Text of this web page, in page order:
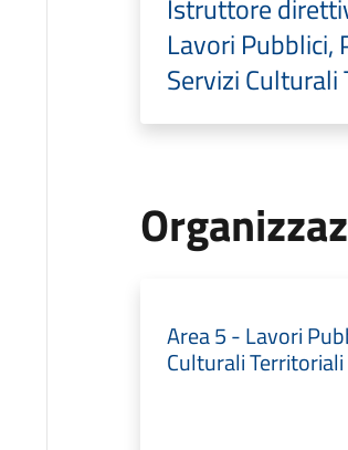
Istruttore
Lavori Pubblici,
Servizi Culturali
Area 5 - Lavori
Culturali Territoriali